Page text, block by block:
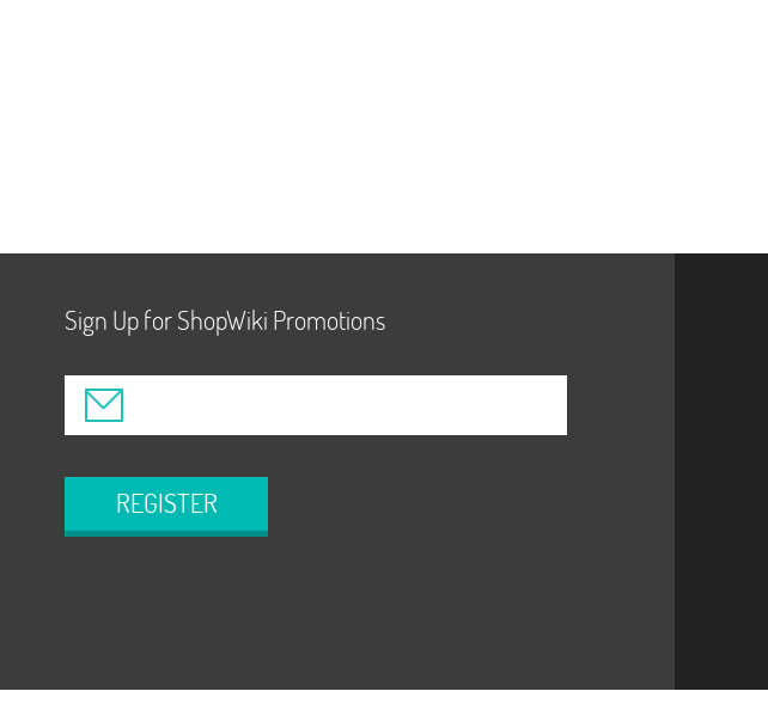
Sign Up for ShopWiki Promotions
REGISTER